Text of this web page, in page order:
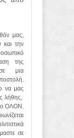
μας,
την
της
μια
να μας
λήθης,
ΟΛΟΝ.
σε